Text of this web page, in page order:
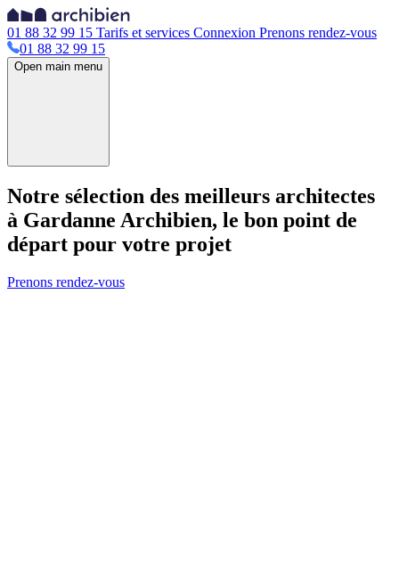
01 88 32 99 15 Tarifs et services Connexion Prenons rendez-vous
01 88 32 99 15
Open main menu
Notre sélection des meilleurs architectes
à Gardanne Archibien, le bon point de
départ pour votre projet
Prenons rendez-vous